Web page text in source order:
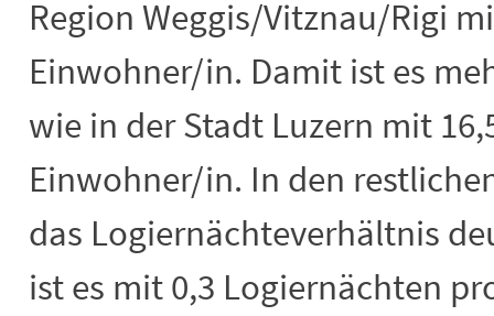
Region Weggis/Vitznau/Rigi
Einwohner/in. Damit ist es
wie in der Stadt Luzern mit
Einwohner/in. In den
das Logiernächteverhältnis
ist es mit 0,3 Logiernächten